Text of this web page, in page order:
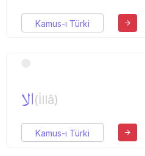
Kamus-ı Türki
الا(İllâ)
Kamus-ı Türki